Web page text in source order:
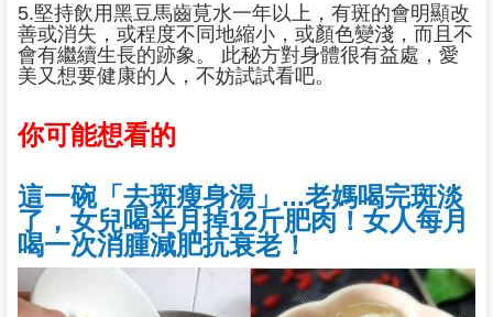
5.堅持飲用黑豆馬齒莧水一年以上，有斑的會明顯改
善或消失，或程度不同地縮小，或顏色變淺，而且不
會有繼續生長的跡象。 此秘方對身體很有益處，愛
美又想要健康的人，不妨試試看吧。
你可能想看的
這一碗「去斑瘦身湯」...老媽喝完斑淡
了，女兒喝半月掉12斤肥肉！女人每月
喝一次消腫減肥抗衰老！